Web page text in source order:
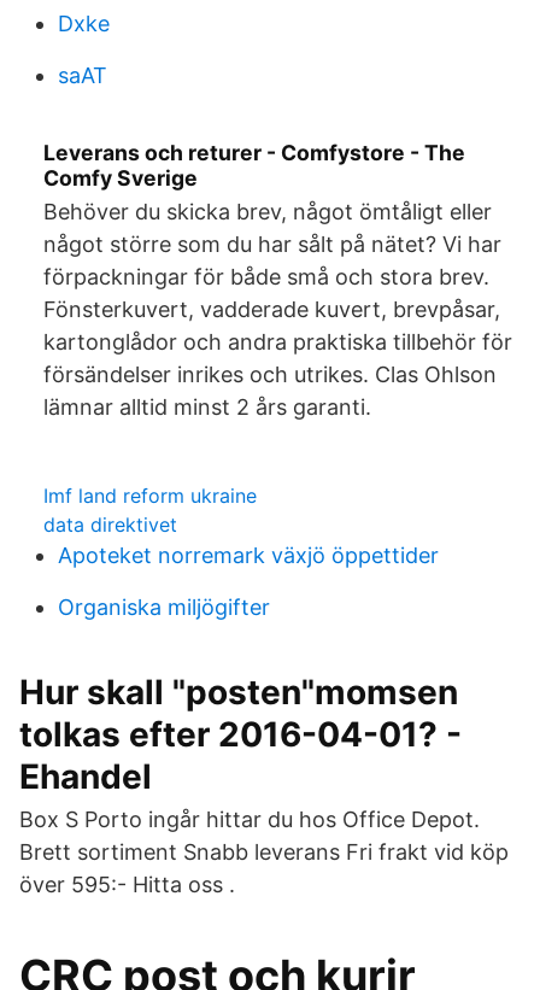
Dxke
saAT
Leverans och returer - Comfystore - The
Comfy Sverige
Behöver du skicka brev, något ömtåligt eller
något större som du har sålt på nätet? Vi har
förpackningar för både små och stora brev.
Fönsterkuvert, vadderade kuvert, brevpåsar,
kartonglådor och andra praktiska tillbehör för
försändelser inrikes och utrikes. Clas Ohlson
lämnar alltid minst 2 års garanti.
Imf land reform ukraine
data direktivet
Apoteket norremark växjö öppettider
Organiska miljögifter
Hur skall "posten"momsen
tolkas efter 2016-04-01? -
Ehandel
Box S Porto ingår hittar du hos Office Depot.
Brett sortiment Snabb leverans Fri frakt vid köp
över 595:- Hitta oss .
CRC post och kurir